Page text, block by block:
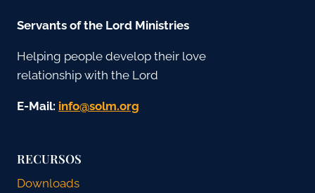
Servants of the Lord Ministries
Helping people develop their love
relationship with the Lord
E-Mail: gro.mlos@ofni
RECURSOS
Downloads